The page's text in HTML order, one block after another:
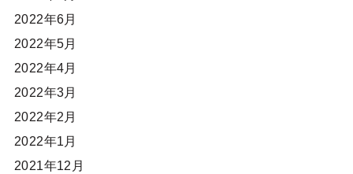
2022年6月
2022年5月
2022年4月
2022年3月
2022年2月
2022年1月
2021年12月